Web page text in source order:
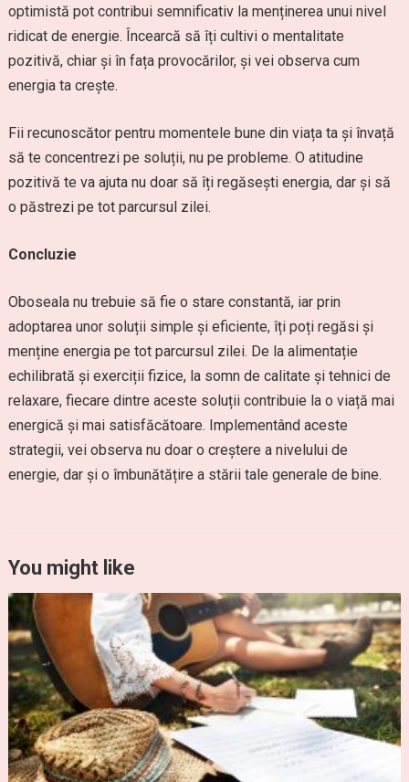
optimistă pot contribui semnificativ la menținerea unui nivel
ridicat de energie. Încearcă să îți cultivi o mentalitate
pozitivă, chiar și în fața provocărilor, și vei observa cum
energia ta crește.
Fii recunoscător pentru momentele bune din viața ta și învață
să te concentrezi pe soluții, nu pe probleme. O atitudine
pozitivă te va ajuta nu doar să îți regăsești energia, dar și să
o păstrezi pe tot parcursul zilei.
Concluzie
Oboseala nu trebuie să fie o stare constantă, iar prin
adoptarea unor soluții simple și eficiente, îți poți regăsi și
menține energia pe tot parcursul zilei. De la alimentație
echilibrată și exerciții fizice, la somn de calitate și tehnici de
relaxare, fiecare dintre aceste soluții contribuie la o viață mai
energică și mai satisfăcătoare. Implementând aceste
strategii, vei observa nu doar o creștere a nivelului de
energie, dar și o îmbunătățire a stării tale generale de bine.
You might like